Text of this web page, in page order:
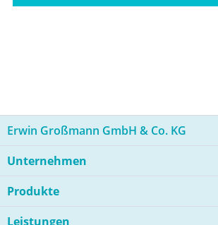
Erwin Großmann GmbH & Co. KG
Unternehmen
Produkte
Leistungen